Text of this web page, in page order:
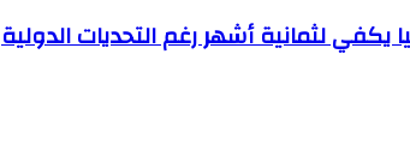
يكفي لثمانية أشهر رغم التحديات الدولية